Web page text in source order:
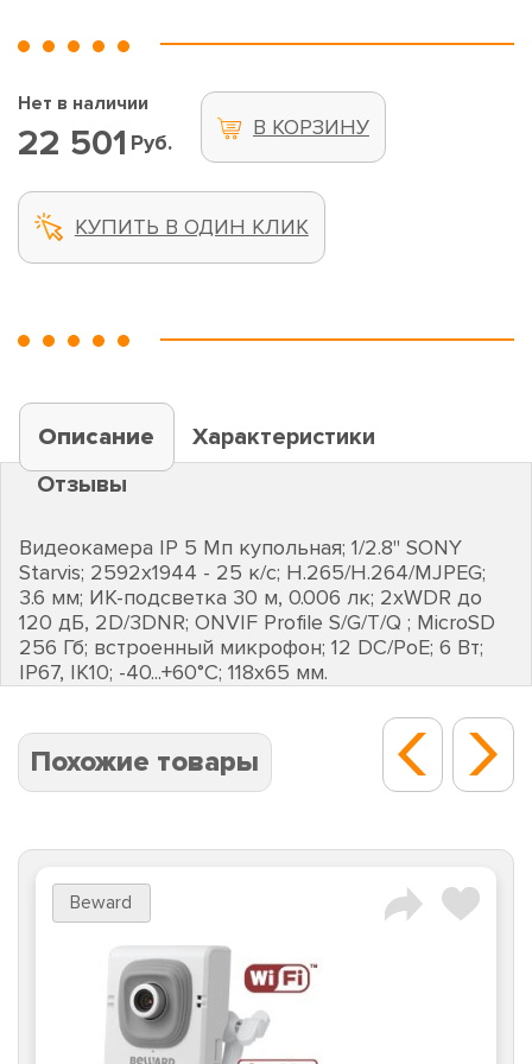
Нет в наличии
22 501 Руб.
В КОРЗИНУ
КУПИТЬ В ОДИН КЛИК
Описание
Характеристики
Отзывы
Видеокамера IP 5 Мп купольная; 1/2.8'' SONY
Starvis; 2592х1944 - 25 к/с; H.265/H.264/MJPEG;
3.6 мм; ИК-подсветка 30 м, 0.006 лк; 2хWDR до
120 дБ, 2D/3DNR; ONVIF Profile S/G/T/Q ; MicroSD
256 Гб; встроенный микрофон; 12 DC/PoE; 6 Вт;
IP67, IK10; -40...+60°С; 118х65 мм.
Похожие товары
Beward